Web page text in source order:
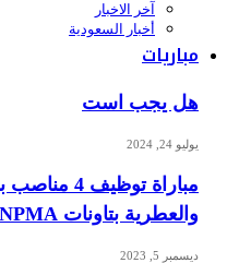
آخر الاخبار
أخبار السعودية
مباريات
هل يجب است
يوليو 24, 2024
مباراة توظيف
والعطرية بتاونات ANPMA
ديسمبر 5, 2023